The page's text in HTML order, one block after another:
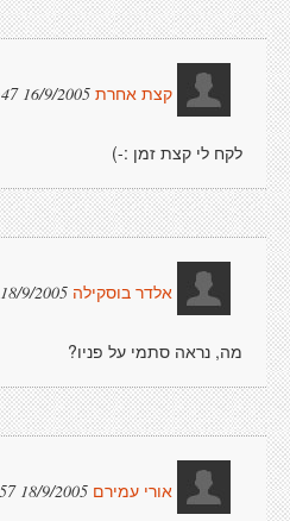
קצת אחרת 16/9/2005 15:11:47
לקח לי קצת זמן :-)
אלדר בוסקילה 18/9/2005 01:26:50
מה, נראה סתמי על פניו?
אורי עמירם 18/9/2005 08:10:57